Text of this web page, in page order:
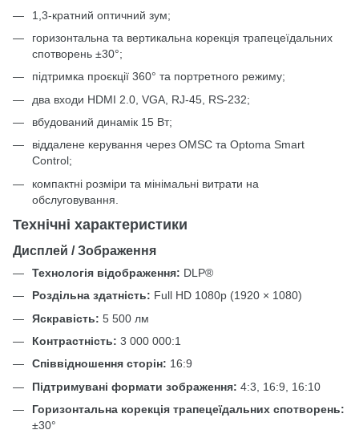
1,3-кратний оптичний зум;
горизонтальна та вертикальна корекція трапецеїдальних
спотворень ±30°;
підтримка проєкції 360° та портретного режиму;
два входи HDMI 2.0, VGA, RJ-45, RS-232;
вбудований динамік 15 Вт;
віддалене керування через OMSC та Optoma Smart
Control;
компактні розміри та мінімальні витрати на
обслуговування.
Технічні характеристики
Дисплей / Зображення
Технологія відображення: DLP®
Роздільна здатність: Full HD 1080p (1920 × 1080)
Яскравість: 5 500 лм
Контрастність: 3 000 000:1
Співвідношення сторін: 16:9
Підтримувані формати зображення: 4:3, 16:9, 16:10
Горизонтальна корекція трапецеїдальних спотворень:
±30°